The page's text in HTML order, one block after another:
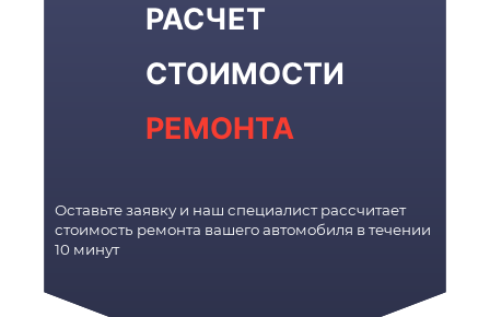
РАСЧЕТ
СТОИМОСТИ
РЕМОНТА
Оставьте заявку и наш специалист рассчитает
стоимость ремонта вашего автомобиля в течении
10 минут